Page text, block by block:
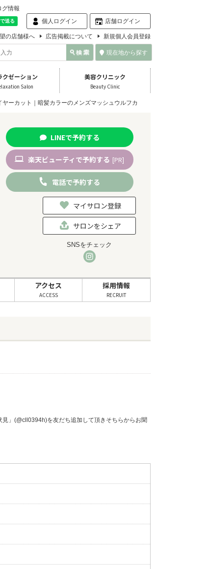
情報
個人ログイン 店舗ログイン
の店舗様へ 広告掲載について 新規個人会員登録
現在地から探す
クゼーション
Salon
美容クリニック
Beauty Clinic
ヤーカット｜暗髪カラーのメンズマッシュウルフカ
LINEで予約する
楽天ビューティ で予約する [PR]
電話で予約する
マイサロン登録
サロンをシェア
SNSをチェック
アクセス
ACCESS
採用情報
RECRUIT
」(@cll0394h)を友だち追加して頂きそちらからお聞